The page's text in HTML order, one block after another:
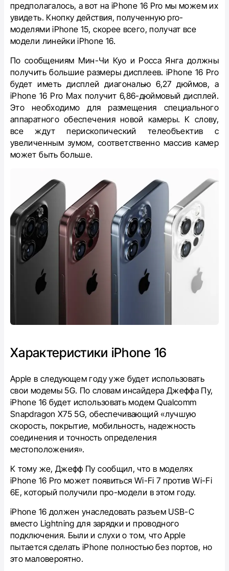
предполагалось, а вот на iPhone 16 Pro мы можем их
увидеть. Кнопку действия, полученную pro-
моделями iPhone 15, скорее всего, получат все
модели линейки iPhone 16.
По сообщениям Мин-Чи Куо и Росса Янга должны
получить большие размеры дисплеев. iPhone 16 Pro
будет иметь дисплей диагональю 6,27 дюймов, а
iPhone 16 Pro Max получит 6,86-дюймовый дисплей.
Это необходимо для размещения специального
аппаратного обеспечения новой камеры. К слову,
все ждут перископический телеобъектив с
увеличенным зумом, соответственно массив камер
может быть больше.
Характеристики iPhone 16
Apple в следующем году уже будет использовать
свои модемы 5G. По словам инсайдера Джеффа Пу,
iPhone 16 будет использовать модем Qualcomm
Snapdragon X75 5G, обеспечивающий «лучшую
скорость, покрытие, мобильность, надежность
соединения и точность определения
местоположения».
К тому же, Джефф Пу сообщил, что в моделях
iPhone 16 Pro может появиться Wi-Fi 7 против Wi-Fi
6E, который получили про-модели в этом году.
iPhone 16 должен унаследовать разъем USB-C
вместо Lightning для зарядки и проводного
подключения. Были и слухи о том, что Apple
пытается сделать iPhone полностью без портов, но
это маловероятно.